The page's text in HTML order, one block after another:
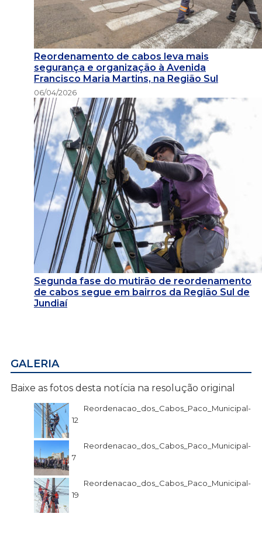
Reordenamento de cabos leva mais
segurança e organização à Avenida
Francisco Maria Martins, na Região Sul
06/04/2026
Segunda fase do mutirão de reordenamento
de cabos segue em bairros da Região Sul de
Jundiaí
GALERIA
Baixe as fotos desta notícia na resolução original
Reordenacao_dos_Cabos_Paco_Municipal-
12
Reordenacao_dos_Cabos_Paco_Municipal-
7
Reordenacao_dos_Cabos_Paco_Municipal-
19